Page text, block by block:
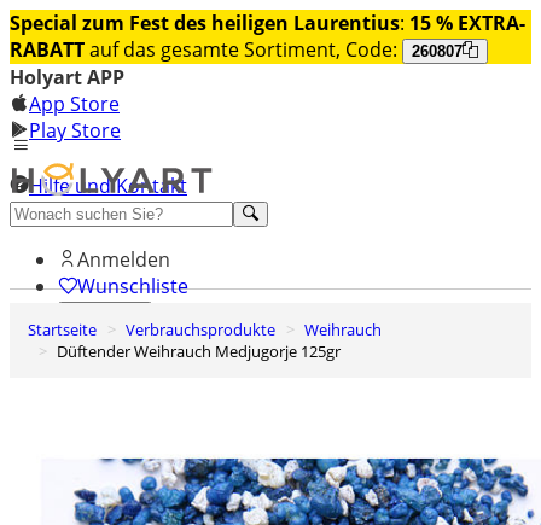
Special zum Fest des heiligen Laurentius: 15 % EXTRA-
RABATTauf das gesamte Sortiment, Code: 260807
Holyart APP
App Store
Play Store
Hilfe und Kontakt
Entdecken Sie Premium
Anmelden
Wunschliste
0
Warenkorb
Startseite Verbrauchsprodukte
Weihrauch
Düftender Weihrauch Medjugorje 125gr